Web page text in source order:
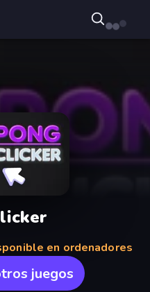
en ordenadores
juegos